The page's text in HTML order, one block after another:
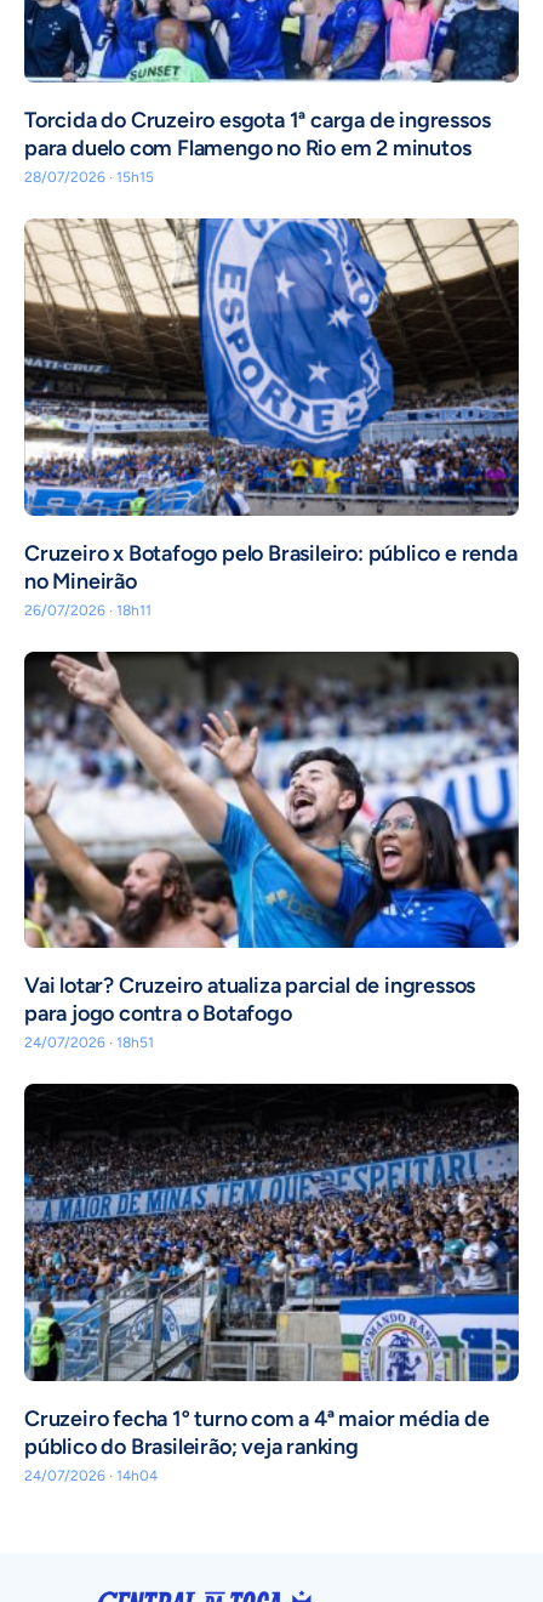
Torcida do Cruzeiro esgota 1ª carga de ingressos
para duelo com Flamengo no Rio em 2 minutos
28/07/2026 · 15h15
Cruzeiro x Botafogo pelo Brasileiro: público e renda
no Mineirão
26/07/2026 · 18h11
Vai lotar? Cruzeiro atualiza parcial de ingressos
para jogo contra o Botafogo
24/07/2026 · 18h51
Cruzeiro fecha 1º turno com a 4ª maior média de
público do Brasileirão; veja ranking
24/07/2026 · 14h04